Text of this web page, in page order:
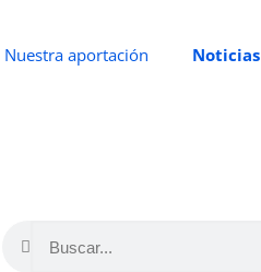
Nuestra aportación Noticias